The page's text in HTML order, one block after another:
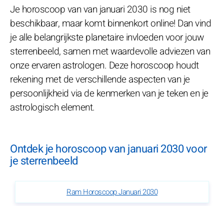
Je horoscoop van van januari 2030 is nog niet
beschikbaar, maar komt binnenkort online! Dan vind
je alle belangrijkste planetaire invloeden voor jouw
sterrenbeeld, samen met waardevolle adviezen van
onze ervaren astrologen. Deze horoscoop houdt
rekening met de verschillende aspecten van je
persoonlijkheid via de kenmerken van je teken en je
astrologisch element.
Ontdek je horoscoop van januari 2030 voor
je sterrenbeeld
Ram Horoscoop Januari 2030